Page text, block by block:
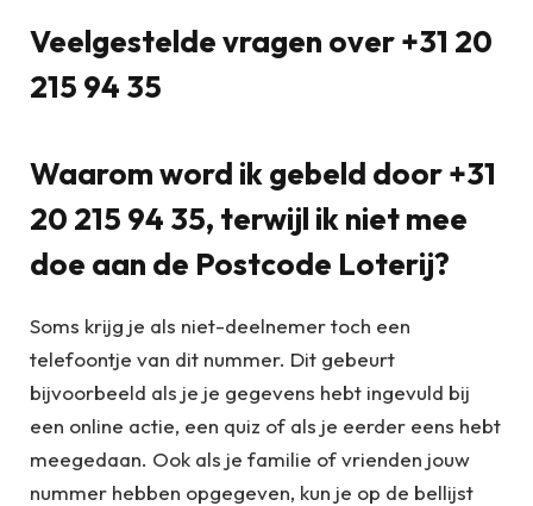
Veelgestelde vragen over +31 20
215 94 35
Waarom word ik gebeld door +31
20 215 94 35, terwijl ik niet mee
doe aan de Postcode Loterij?
Soms krijg je als niet-deelnemer toch een
telefoontje van dit nummer. Dit gebeurt
bijvoorbeeld als je je gegevens hebt ingevuld bij
een online actie, een quiz of als je eerder eens hebt
meegedaan. Ook als je familie of vrienden jouw
nummer hebben opgegeven, kun je op de bellijst